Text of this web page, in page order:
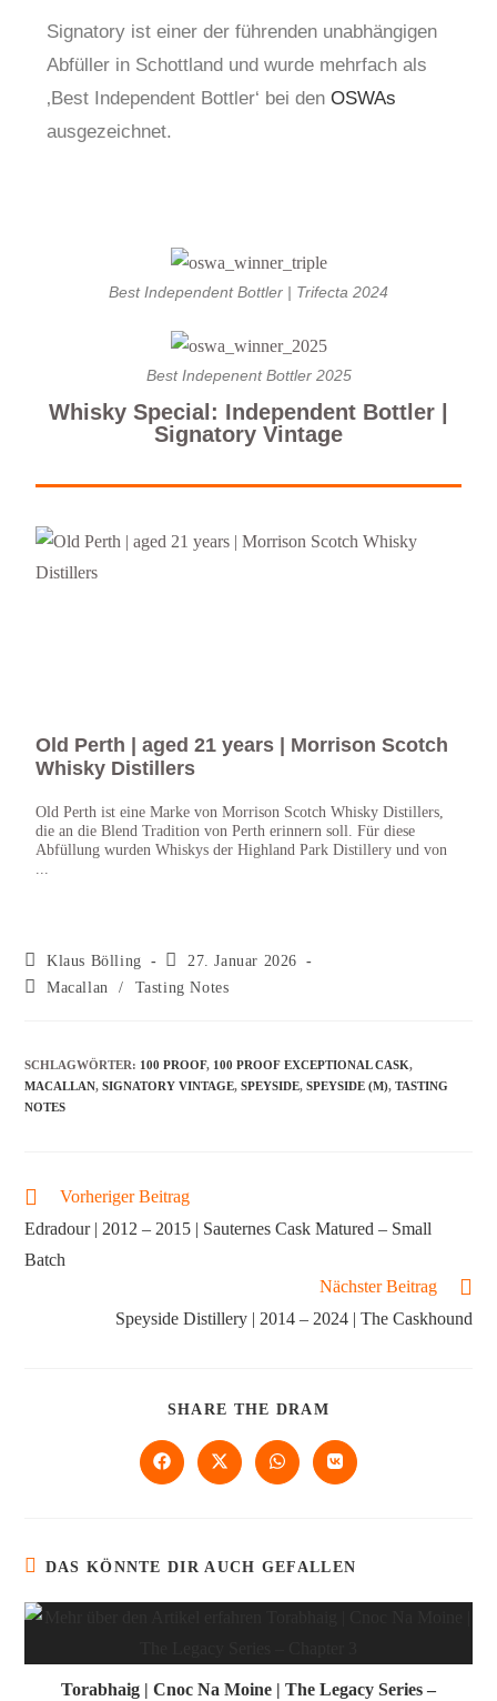
Signatory ist einer der führenden unabhängigen
Abfüller in Schottland und wurde mehrfach als
‚Best Independent Bottler‘ bei denOSWAs
ausgezeichnet.
Best Independent Bottler | Trifecta 2024
Best Indepenent Bottler 2025
Whisky Special: Independent Bottler |
Signatory Vintage
Old Perth | aged 21 years | Morrison Scotch
Whisky Distillers
Old Perth ist eine Marke von Morrison Scotch Whisky Distillers,
die an die Blend Tradition von Perth erinnern soll. Für diese
Abfüllung wurden Whiskys der Highland Park Distillery und von
Klaus Bölling
27. Januar 2026
Macallan
/ Tasting Notes
SCHLAGWÖRTER: 100 PROOF, 100 PROOF EXCEPTIONAL CASK,
MACALLAN, SIGNATORY VINTAGE, SPEYSIDE, SPEYSIDE (M), TASTING
NOTES
Vorheriger Beitrag
Edradour | 2012 – 2015 | Sauternes Cask Matured – Small
Batch
Nächster Beitrag
Speyside Distillery | 2014 – 2024 | The Caskhound
SHARE THE DRAM
DAS KÖNNTE DIR AUCH GEFALLEN
Torabhaig | Cnoc Na Moine | The Legacy Series –